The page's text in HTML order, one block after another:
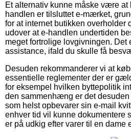
Et alternativ kunne måske være at
handlen er tilsluttet e-mærket,
for at internet butikken overholder
udover at e-handlen undertiden
meget fortrolige lovgivningen. Det
assistance, ifald du skulle få
Desuden rekommanderer vi at
essentielle reglementer der er
for eksempel hvilken byttepolitik
den sammenhæng er det
som helst opbevarer sin e-mail
enhver tid vil kunne dokumentere
er på udkig efter varer til en dame